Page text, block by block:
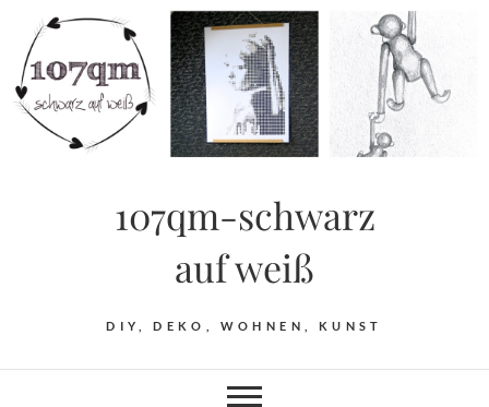
content
107qm-schwarz
auf weiß
DIY, DEKO, WOHNEN, KUNST